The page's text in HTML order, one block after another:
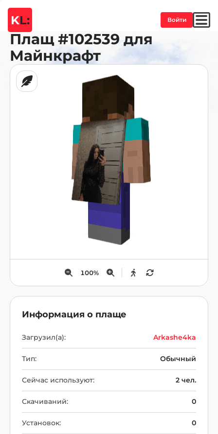
KL: Войти
Плащ #102539 для
Майнкрафт
100%
Информация о плаще
Загрузил(а): Arkashe4ka
Тип: Обычный
Сейчас используют: 2 чел.
Скачиваний: 0
Установок: 0